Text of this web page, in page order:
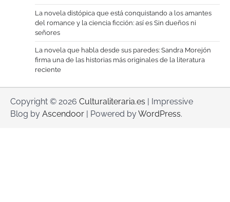
La novela distópica que está conquistando a los amantes
del romance y la ciencia ficción: así es Sin dueños ni
señores
La novela que habla desde sus paredes: Sandra Morejón
firma una de las historias más originales de la literatura
reciente
Copyright © 2026 Culturaliteraria.es | Impressive
Blog by Ascendoor | Powered byWordPress.